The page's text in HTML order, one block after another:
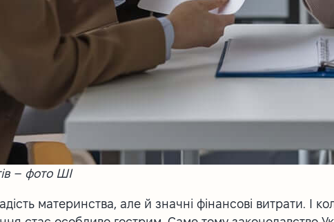
– фото ШІ
материнства, але й значні фінансові витрати. І